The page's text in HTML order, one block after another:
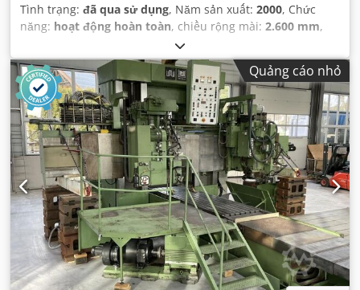
Tình trạng: đã qua sử dụng, Năm sản xuất: 2000, Chức
năng: hoạt động hoàn toàn, chiều rộng mài: 2.600 mm,
35.000 kg
mm, khoảng cách giữa các giá đỡ:2.800 mm, chiều cao
mài:1.600 mm, Quảng cáo nhỏ